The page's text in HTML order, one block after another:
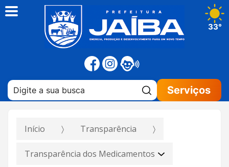
Pesquisar:
Serviços
33°
Início Transparência
Transparência dos Medicamentos